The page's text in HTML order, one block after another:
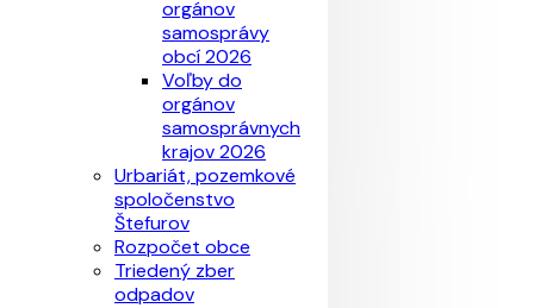
orgánov
samosprávy
obcí 2026
Voľby do
orgánov
samosprávnych
krajov 2026
Urbariát, pozemkové
spoločenstvo
Štefurov
Rozpočet obce
Triedený zber
odpadov